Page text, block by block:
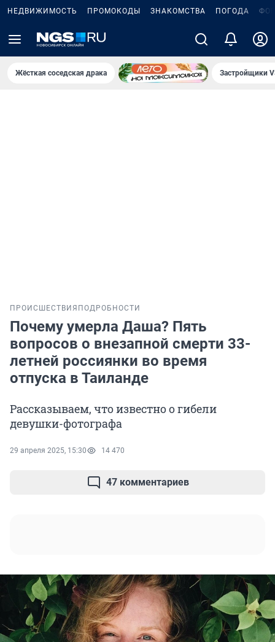
НЕДВИЖИМОСТЬ ПРОМОКОДЫ ЗНАКОМСТВА ПОГОДА
Жёсткая соседская драка Застройщики
ПРОИСШЕСТВИЯ ПОДРОБНОСТИ
Почему умерла Даша? Пять
вопросов о внезапной смерти 33-
летней россиянки во время
отпуска в Таиланде
Рассказываем, что известно о гибели
девушки-фотографа
29 апреля 2025, 15:30 14 470
47 комментариев